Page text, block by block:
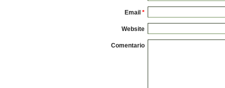
Email *
Website
Comentario